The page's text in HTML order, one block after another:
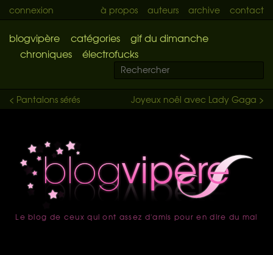
connexion à propos auteurs archive contact
blogvipère catégories
gif du dimanche
chroniques
électrofucks
Joyeux noël avec Lady Gaga >
< Pantalons sérés
accueil
Le blog de ceux qui ont assez d'amis pour en dire du mal